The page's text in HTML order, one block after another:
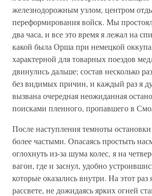
железнодорожным узлом, центром
переформирования войск. Мы
два часа, и все это время я лежал на
какой была Орша при немецкой
характерной для товарных поездов
двинулись дальше; состав несколько
без видимых причин, и каждый раз я
вызвана очередная неожиданная
поисками пленного, пропавшего в
После наступления темноты
более частыми. Опасаясь простыть
оглохнуть из-за шума колес, я на
вагон, где и заснул, удобно
которые оказались внутри. На этот раз
рассвете, не дожидаясь ярких огней